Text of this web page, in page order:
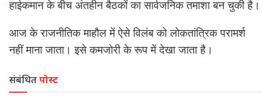
हाईकमान के बीच अंतहीन बैठकों का सार्वजनिक तमाशा बन चुकी है।
आज के राजनीतिक माहौल में ऐसे विलंब को लोकतांत्रिक परामर्श
नहीं माना जाता। इसे कमजोरी के रूप में देखा जाता है।
संबंधितपोस्ट